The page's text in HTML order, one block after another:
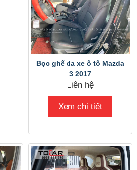
Bọc ghế da xe ô tô Mazda
3 2017
Liên hệ
Xem chi tiết